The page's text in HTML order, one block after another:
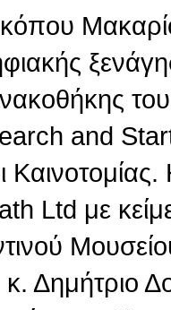
and
Ltd με
Δημήτριο